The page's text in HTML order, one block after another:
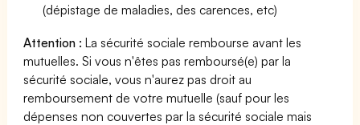
(dépistage de maladies, des carences, etc)
Attention : La sécurité sociale rembourse avant les
mutuelles. Si vous n'êtes pas remboursé(e) par la
sécurité sociale, vous n'aurez pas droit au
remboursement de votre mutuelle (sauf pour les
dépenses non couvertes par la sécurité sociale mais